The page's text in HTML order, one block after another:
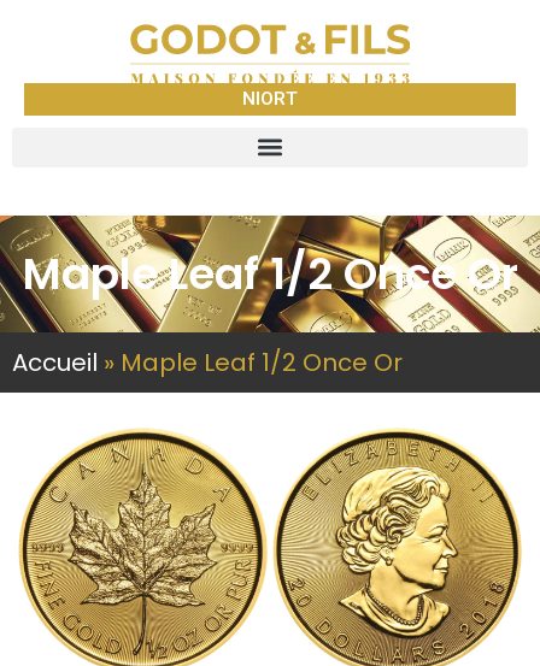
NIORT
Maple Leaf 1/2 Once Or
Accueil » Maple Leaf 1/2 Once Or